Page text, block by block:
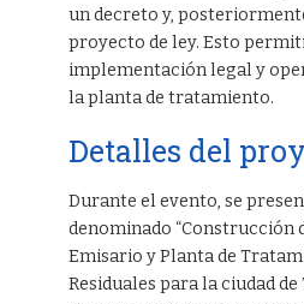
un decreto y,
proyecto de ley. Esto
implementación legal y
la planta de tratamiento.
Detalles del
Durante el evento, se
denominado “Construcción
Emisario y Planta de
Residuales para la ciudad de